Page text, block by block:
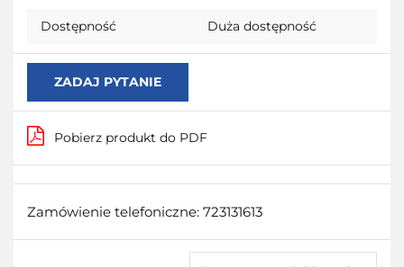
Dostępność Duża dostępność
ZADAJ PYTANIE
Pobierz produkt do PDF
Zamówienie telefoniczne: 723131613